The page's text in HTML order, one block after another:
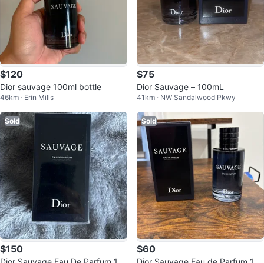
$120
Dior sauvage 100ml bottle
46km · Erin Mills
$75
Dior Sauvage – 100mL
41km · NW Sandalwood Pkwy
Sold
$150
Sold
$60